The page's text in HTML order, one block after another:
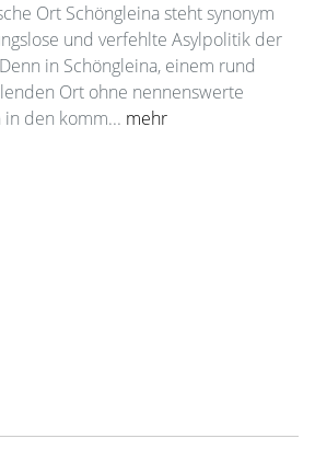
Ort Schöngleina steht synonym
und verfehlte Asylpolitik der
in Schöngleina, einem rund
Ort ohne nennenswerte
den komm... mehr